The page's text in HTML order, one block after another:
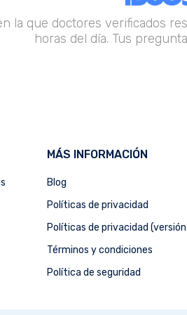
la que doctores verificados
horas del día. Tus
MÁS INFORMACIÓN
Blog
Políticas de privacidad
Políticas de privacidad
Términos y condiciones
Política de seguridad